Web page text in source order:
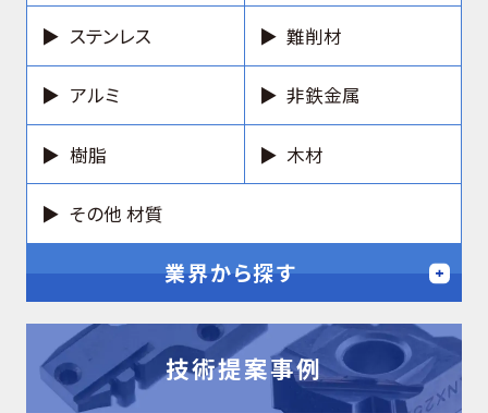
ステンレス 難削材
アルミ 非鉄金属
樹脂 木材
その他 材質
業界から探す
技術提案事例